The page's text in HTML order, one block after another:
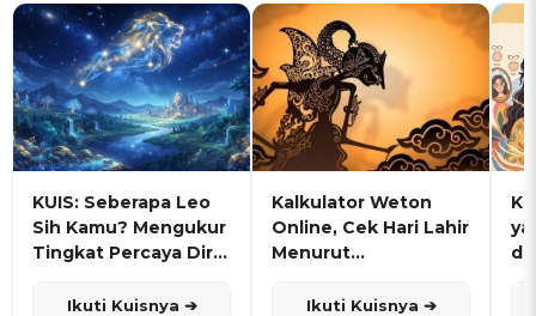
KUIS: Seberapa Leo
Sih Kamu? Mengukur
Tingkat Percaya Diri
Ikuti Kuisnya ➔
Kalkulator Weton
Online, Cek Hari Lahir
Menurut
Ikuti Kuisnya ➔